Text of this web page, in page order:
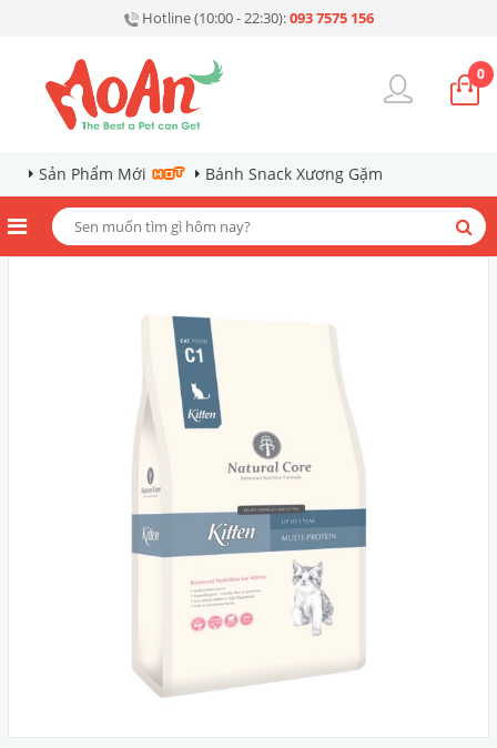
Hotline (10:00 - 22:30):093 7575 156
0
Sản Phẩm Mới Bánh Snack Xương Gặm